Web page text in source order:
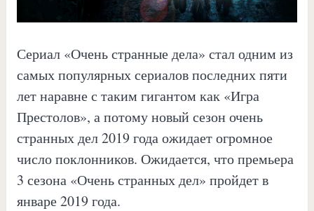
Сериал «Очень странные дела» стал одним из
самых популярных сериалов последних пяти
лет наравне с таким гигантом как «Игра
Престолов», а потому новый сезон очень
странных дел 2019 года ожидает огромное
число поклонников. Ожидается, что премьера
3 сезона «Очень странных дел» пройдет в
январе 2019 года.